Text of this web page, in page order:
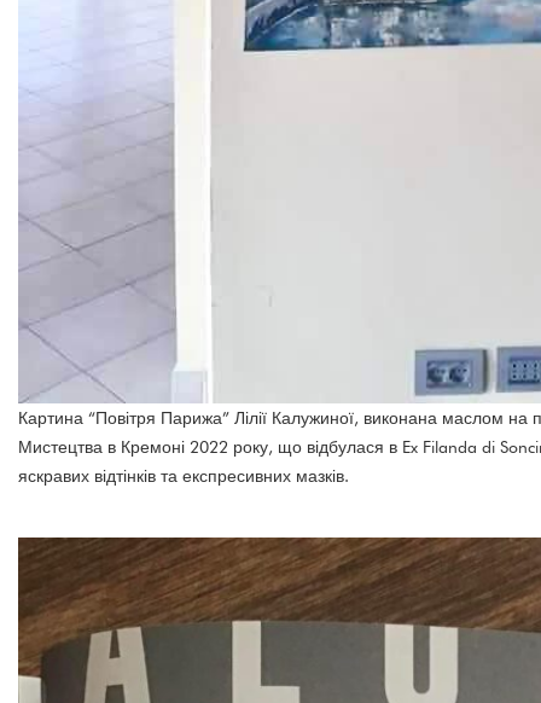
Картина “Повітря Парижа” Лілії Калужиної, виконана маслом на
Мистецтва в Кремоні 2022 року, що відбулася в Ex Filanda di
яскравих відтінків та експресивних мазків.